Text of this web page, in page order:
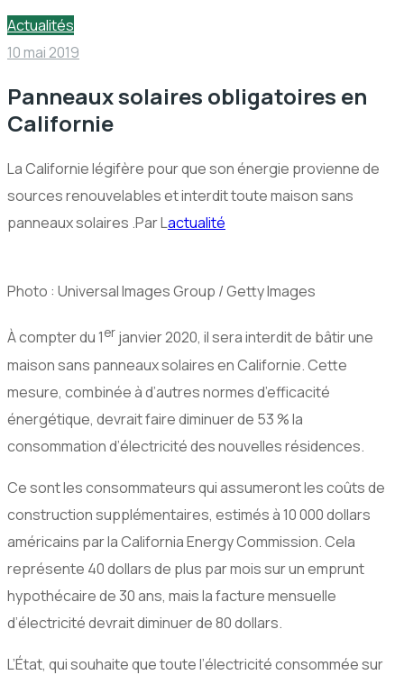
Actualités
10 mai 2019
Panneaux solaires obligatoires en
Californie
La Californie légifère pour que son énergie provienne de
sources renouvelables et interdit toute maison sans
panneaux solaires .Par Lactualité
Photo : Universal Images Group / Getty Images
À compter du 1er janvier 2020, il sera interdit de bâtir une
maison sans panneaux solaires en Californie. Cette
mesure, combinée à d’autres normes d’efficacité
énergétique, devrait faire diminuer de 53 % la
consommation d’électricité des nouvelles résidences.
Ce sont les consommateurs qui assumeront les coûts de
construction supplémentaires, estimés à 10 000 dollars
américains par la California Energy Commission. Cela
représente 40 dollars de plus par mois sur un emprunt
hypothécaire de 30 ans, mais la facture mensuelle
d’électricité devrait diminuer de 80 dollars.
L’État, qui souhaite que toute l’électricité consommée sur